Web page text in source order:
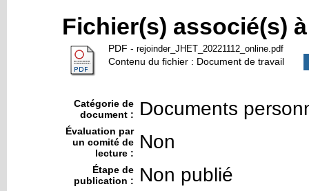
Fichier(s) associé(s)
PDF - rejoinder_JHET_20221112_online.pdf
Contenu du fichier : Document de travail
Catégorie de
document :
Documents
Évaluation par
un comité de
lecture :
Non
Étape de
publication :
Non publié